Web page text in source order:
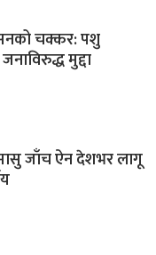
चक्कर: पशु
मुद्दा
जाँच ऐन देशभर लागू